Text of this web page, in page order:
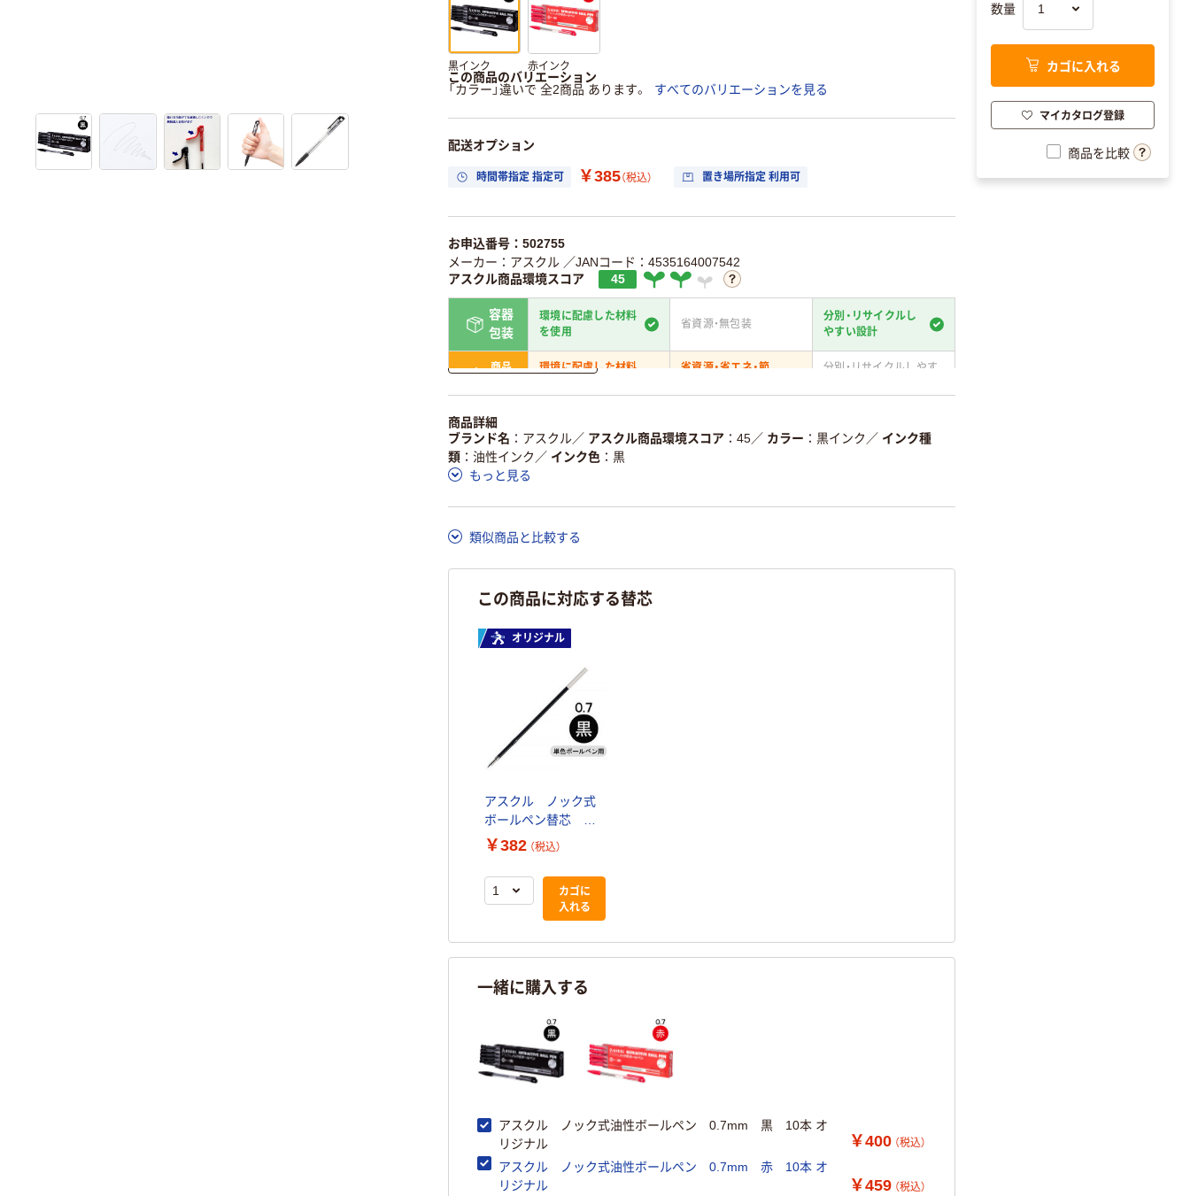
黒インク 赤インク
この商品のバリエーション
「カラー」違いで 全2商品 あります。
すべてのバリエーションを見る
配送オプション
時間帯指定 指定可 ￥385（税込） 置き場所指定 利用可
お申込番号：502755
メーカー：アスクル ／JANコード：4535164007542
アスクル商品環境スコア
45
容器
包装
環境に配慮した材料
を使用
省資源・無包装
分別・リサイクルし
やすい設計
商品
環境に配慮した材料
省資源・省エネ・節
分別・リサイクルしやす
仕組
ある
いる
この商品の環境配慮ポイントです。詳しくはページ下部の商品詳細「
ア詳細／加点項目
詳しく見る
商品詳細
ブランド名
アスクル／ アスクル商品環境スコア 45／ カラー 黒インク ／ インク種
類
油性インク ／ インク色
黒
もっと見る
類似商品と比較する
この商品に対応する替芯
オリジナル
アスクル ノック式
ボールペン替芯
0.7mm 黒 10本 オ
￥382 （税込）
カゴに
入れる
一緒に購入する
アスクル ノック式油性ボールペン 0.7mm 黒 10本 オ
リジナル
￥400 （税込）
アスクル ノック式油性ボールペン 0.7mm 赤 10本 オ
リジナル
￥459 （税込）
数量
カゴに入れる
マイカタログ登録
商品を比較